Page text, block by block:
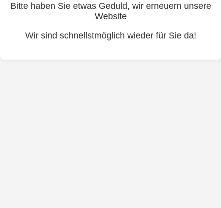
Bitte haben Sie etwas Geduld, wir erneuern unsere
Website
Wir sind schnellstmöglich wieder für Sie da!